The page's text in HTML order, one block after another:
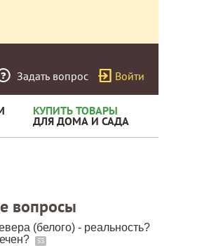
Задать вопрос Войти
КУПИТЬ ТОВАРЫ
ДЛЯ ДОМА И САДА
вопросы
(белого) - реальность?
53